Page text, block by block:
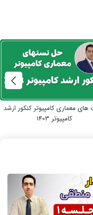
معماری کامپیوتر کنکور ارشد
کامپیوتر 1403